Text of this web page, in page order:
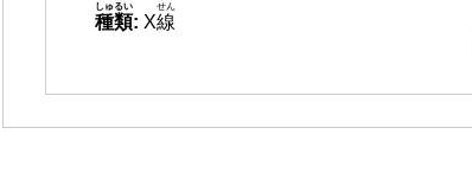
種類
しゅるい
: X線
せん